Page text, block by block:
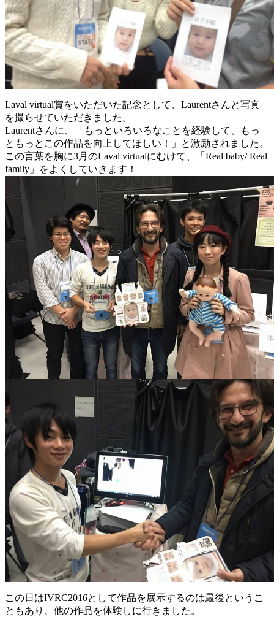
Laval virtual賞をいただいた記念として、Laurentさんと写真
を撮らせていただきました。
Laurentさんに、「もっといろいろなことを経験して、もっ
ともっとこの作品を向上してほしい！」と激励されました。
この言葉を胸に3月のLaval virtualにむけて、「Real baby/ Real
family」をよくしていきます！
この日はIVRC2016として作品を展示するのは最後というこ
ともあり、他の作品を体験しに行きました。